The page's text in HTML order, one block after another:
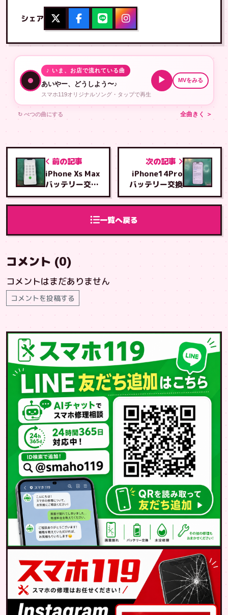
シェア
♪ いま、お店で流れている曲
あいやー、どうしよう〜♪
スマホ119オリジナルソング・タップで再生
▶ MVをみる
↻ べつの曲にする 全曲きく ＞
前の記事
iPhone Xs Max
バッテリー交
換！即日修理！
一覧へ戻る
次の記事
iPhone14Pro
バッテリー交換
コメント (0)
コメントはまだありません
コメントを投稿する